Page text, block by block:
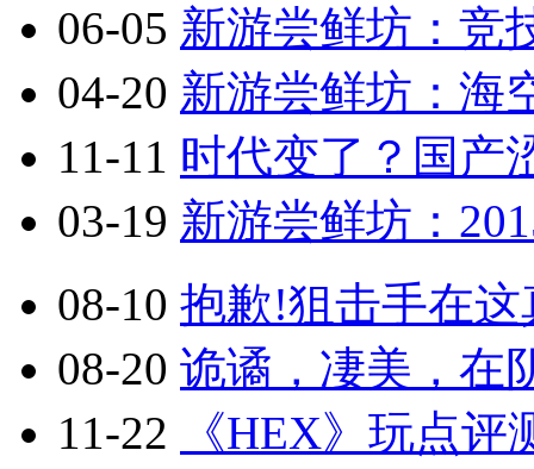
06-05 新游尝鲜坊：竞
04-20 新游尝鲜坊：海
11-11 时代变了？国产
03-19 新游尝鲜坊：
08-10 抱歉!狙击手在
08-20 诡谲，凄美，在
11-22
《HEX》玩点